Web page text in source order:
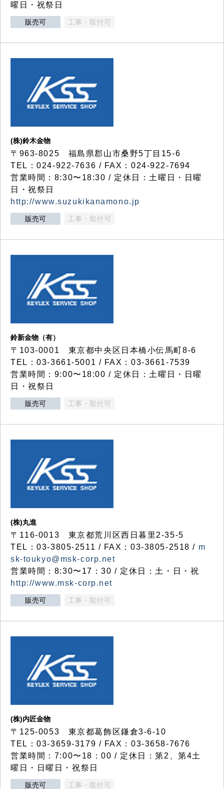
曜日・祝祭日
販売可 工事・取付可
(株)鈴木金物
〒963-8025 福島県郡山市桑野5丁目15-6
TEL：024-922-7636 / FAX：024-922-7694
営業時間：8:30〜18:30 / 定休日：土曜日・日曜
日・祝祭日
http://www.suzukikanamono.jp
販売可 工事・取付可
鈴新金物（有）
〒103-0001 東京都中央区日本橋小伝馬町8-6
TEL：03-3661-5001 / FAX：03-3661-7539
営業時間：9:00〜18:00 / 定休日：土曜日・日曜
日・祝祭日
販売可 工事・取付可
(株)丸進
〒116-0013 東京都荒川区西日暮里2-35-5
TEL：03-3805-2511 / FAX：03-3805-2518 / m
sk-toukyo@msk-corp.net
営業時間：8:30〜17：30 / 定休日：土・日・祝
http://www.msk-corp.net
販売可 工事・取付可
(株)内匠金物
〒125-0053 東京都葛飾区鎌倉3-6-10
TEL：03-3659-3179 / FAX：03-3658-7676
営業時間：7:00〜18：00 / 定休日：第2、第4土
曜日・日曜日・祝祭日
販売可 工事・取付可